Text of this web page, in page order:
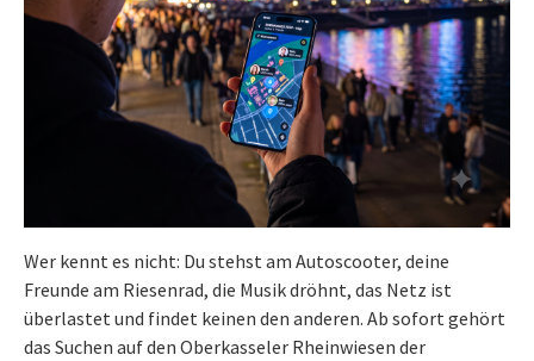
Wer kennt es nicht: Du stehst am Autoscooter, deine
Freunde am Riesenrad, die Musik dröhnt, das Netz ist
überlastet und findet keinen den anderen. Ab sofort gehört
das Suchen auf den Oberkasseler Rheinwiesen der